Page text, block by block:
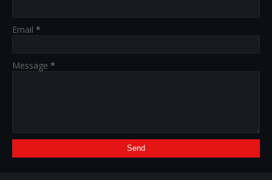
Email *
Message *